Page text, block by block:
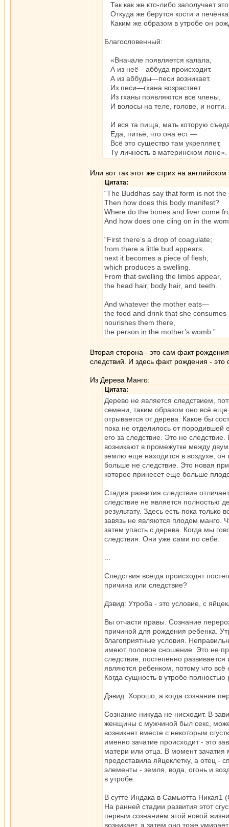
Так как же кто-либо заполучает
Откуда же берутся кости и
Каким же образом в утробе он
Благословенный:
«Вначале появляется калала,
А из неё—аббуда происходит.
А из аббуды—песи возникает.
Из песи—гхана возрастает.
Из гханы появляются все члены,
И волосы на теле, голове, и ногти.
И вся та пища, мать которую
Еда, питьё, что она ест —
Всё это существо там укрепляет,
Ту личность в материнском лоне».
Или вот так этот же стрих на английском
Цитата:
“The Buddhas say that form is not the
Then how does this body manifest?
Where do the bones and liver come
And how does one cling on in the
“First there’s a drop of coagulate;
from there a little bud appears;
next it becomes a piece of flesh;
which produces a swelling.
From that swelling the limbs appear,
the head hair, body hair, and teeth.
And whatever the mother eats—
the food and drink that she
nourishes them there,
the person in the mother’s womb.”
Вторая сторона - это сам факт
следствий. И здесь факт рождения - это
Из Дерева Манго:
Цитата:
Дерево не является следствием,
семени, таким образом оно всё еще
отрывается от дерева. Какое бы
пока не отделилось от
его за следствие. Это не
возникают в промежутке между
землю еще находится в воздухе, он
больше не следствие. Это новая
которое принесет еще больше
Стадия развития следствия
следствие не является полностью
результату. Здесь есть пока
завязь не являются плодом манго.
затем упасть с дерева. Когда мы
следствия. Они уже сами по себе.
Следствия всегда происходят
причина или следствие?
Дэвид: Утроба - это условие, с
Вы отчасти правы. Сознание
причиной для рождения ребенка.
благоприятные условия.
имеют половое сношение. Это не
следствие, постепенно
являются ребенком, потому что
Когда сущность в утробе
Дэвид: Хорошо, а когда сознание
Сознание никуда не нисходит. В
женщины с мужчиной был секс,
возникнет вместе с некоторым
именно зачатие происходит - это
матери или отца. В момент зачатия
предоставила яйцеклетку, а отец -
элементы - земля, вода, огонь и
в утробе.
В сутте Индака в Самьютта Никая1
На ранней стадии развития этот
первым сознанием этой новой
возникает, а затем оно тоже